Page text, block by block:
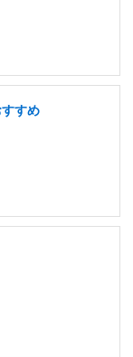
すめ